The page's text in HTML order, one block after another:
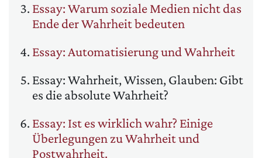
Essay: Warum soziale Medien nicht das
Ende der Wahrheit bedeuten
Essay: Automatisierung und Wahrheit
Essay: Wahrheit, Wissen, Glauben: Gibt
es die absolute Wahrheit?
Essay: Ist es wirklich wahr? Einige
Überlegungen zu Wahrheit und
Postwahrheit.